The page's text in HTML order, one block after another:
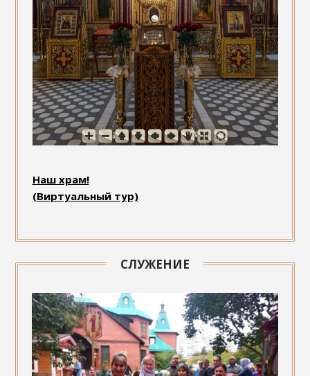
Наш храм!
(Виртуальный тур)
СЛУЖЕНИЕ